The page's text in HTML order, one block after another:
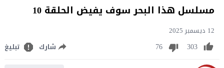
مسلسل هذا البحر سوف يفيض الحلقة 10
12 ديسمبر 2025
303
76 شارك تبليغ